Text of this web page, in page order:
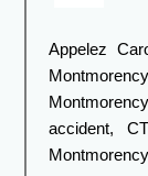
Appelez
accident,